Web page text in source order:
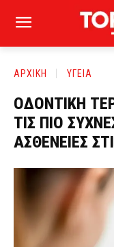
ΑΡΧΙΚΗ ΥΓΕΙΑ
ΟΔΟΝΤΙΚΗ
ΤΙΣ ΠΙΟ
ΑΣΘΕΝΕΙΕΣ